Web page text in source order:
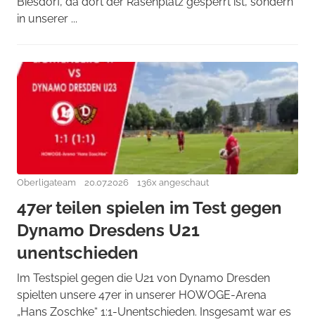
in unserer ...
Oberligateam 20.07.2026 136x angeschaut
47er teilen spielen im Test gegen
Dynamo Dresdens U21
unentschieden
Im Testspiel gegen die U21 von Dynamo Dresden
spielten unsere 47er in unserer HOWOGE-Arena
„Hans Zoschke“ 1:1-Unentschieden. Insgesamt war es